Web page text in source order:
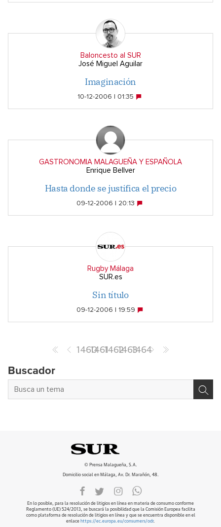
Baloncesto al SUR
José Miguel Aguilar
Imaginación
10-12-2006 | 01:35
GASTRONOMIA MALAGUEÑA Y ESPAÑOLA
Enrique Bellver
Hasta donde se justifica el precio
09-12-2006 | 20:13
Rugby Málaga
SUR.es
Sin título
09-12-2006 | 19:59
14601461146214631464
Buscador
© Prensa Malagueña, S.A.
Domicilio social en Málaga, Av. Dr. Marañón, 48.
En lo posible, para la resolución de litigios en línea en materia de consumo conforme
Reglamento (UE) 524/2013, se buscará la posibilidad que la Comisión Europea facilita
como plataforma de resolución de litigios en línea y que se encuentra disponible en el
enlace https://ec.europa.eu/consumers/odr.